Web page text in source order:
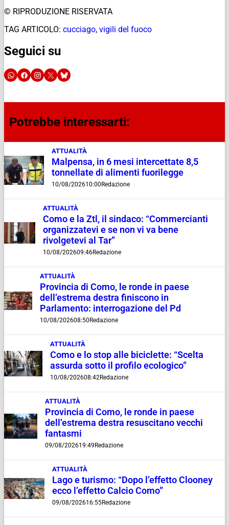
© RIPRODUZIONE RISERVATA
TAG ARTICOLO: cucciago, vigili del fuoco
Seguici su
Potrebbe interessarti:
ATTUALITÀ
Malpensa, in 6 mesi intercettate 8,5
tonnellate di alimenti fuorilegge
10/08/202610:00 Redazione
ATTUALITÀ
Como e la Ztl, il sindaco: “Commercianti
organizzatevi e se non vi va bene
rivolgetevi al Tar”
10/08/202609:46Redazione
ATTUALITÀ
Provincia di Como, le ronde in paese
dell’estrema destra finiscono in
Parlamento: interrogazione del Pd
10/08/202608:50 Redazione
ATTUALITÀ
Como e lo stop alle biciclette: “Scelta
assurda sotto il profilo ecologico”
10/08/202608:42Redazione
ATTUALITÀ
Provincia di Como, le ronde in paese
dell’estrema destra resuscitano vecchi
fantasmi
09/08/202619:49 Redazione
ATTUALITÀ
Lago e turismo: “Dopo l’effetto Clooney
ecco l’effetto Calcio Como”
09/08/202616:55Redazione